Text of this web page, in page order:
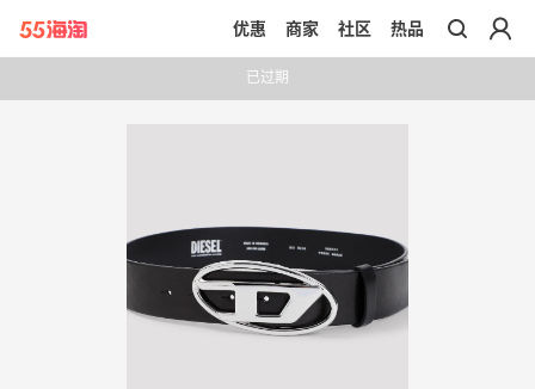
带你去官网买正品
优惠 商家 社区 热品
已过期